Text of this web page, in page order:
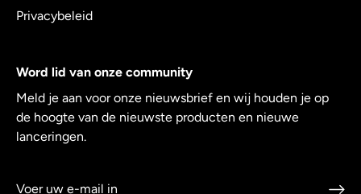
Privacybeleid
Word lid van onze community
Meld je aan voor onze nieuwsbrief en wij houden je op
de hoogte van de nieuwste producten en nieuwe
lanceringen.